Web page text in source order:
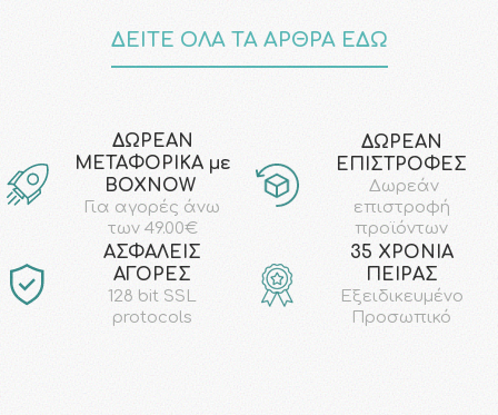
ΔΕΙΤΕ ΟΛΑ ΤΑ ΑΡΘΡΑ ΕΔΩ
ΔΩΡΕΑΝ
ΜΕΤΑΦΟΡΙΚΑ με
ΒΟΧΝΟW
Για αγορές άνω
των 49.00€
ΔΩΡΕΑΝ
ΕΠΙΣΤΡΟΦΕΣ
Δωρεάν
επιστροφή
προϊόντων
AΣΦΑΛΕΙΣ
ΑΓΟΡΕΣ
128 bit SSL
protocols
35 ΧΡΟΝΙΑ
ΠΕΙΡΑΣ
Εξειδικευμένο
Προσωπικό